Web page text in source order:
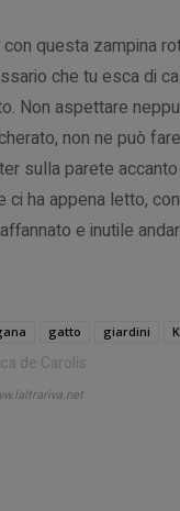
questa zampina
che tu esca di
Non aspettare
non ne può
sulla parete
ci ha appena letto,
e inutile
gatto giardini
de Carolis